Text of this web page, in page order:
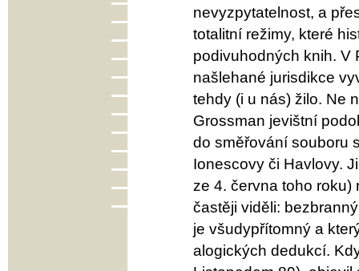
nevyzpytatelnost, a
totalitní režimy, které
podivuhodných knih. V
našlehané jurisdikce
tehdy (i u nás) žilo. Ne
Grossman jevištní
do směřování souboru
Ionescovy či Havlovy.
ze 4. června toho roku)
častěji viděli:
je všudypřítomný a
alogických dedukcí.